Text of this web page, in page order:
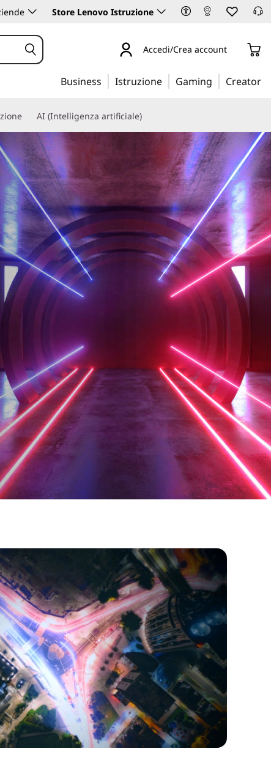
Store Lenovo Istruzione
Accedi/Crea account
Business Istruzione Gaming Creator
AI (Intelligenza artificiale)